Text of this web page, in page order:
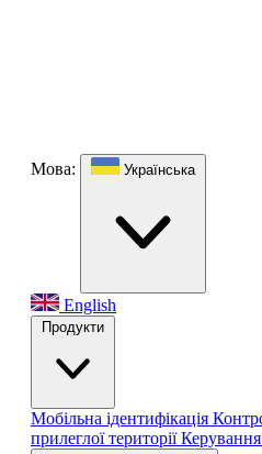
Мова: Українська
English
Продукти
Мобільна ідентифікація
прилеглої території